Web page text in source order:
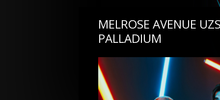
MELROSE AVENUE
PALLADIUM